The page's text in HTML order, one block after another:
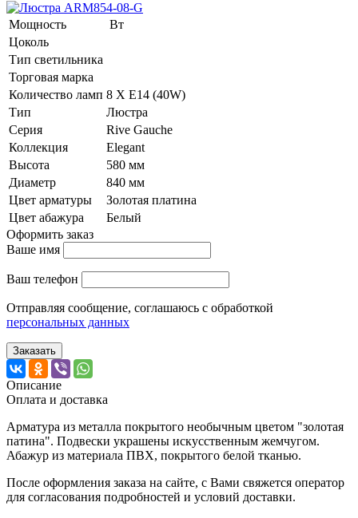
Мощность
Вт
Цоколь
Тип светильника
Торговая марка
Количество ламп 8 Х E14 (40W)
Тип
Люстра
Серия
Rive Gauche
Коллекция
Elegant
Высота
580 мм
Диаметр
840 мм
Цвет арматуры
Золотая платина
Цвет абажура
Белый
Оформить заказ
Ваше имя
Ваш телефон
Отправляя сообщение, соглашаюсь с обработкой
персональных данных
Заказать
Описание
Оплата и доставка
Арматура из металла покрытого необычным цветом "золотая
патина". Подвески украшены искусственным жемчугом.
Абажур из материала ПВХ, покрытого белой тканью.
После оформления заказа на сайте, с Вами свяжется оператор
для согласования подробностей и условий доставки.